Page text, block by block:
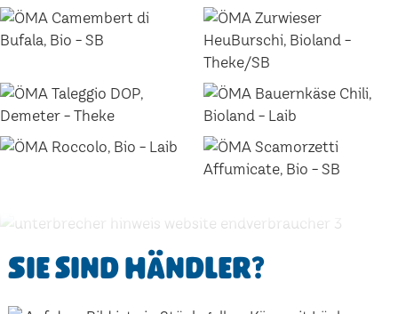
Sie sind Händler?